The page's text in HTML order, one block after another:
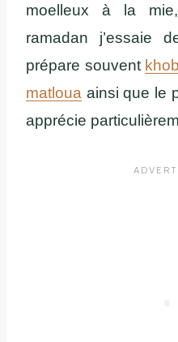
moelleux à la
ramadan j’essaie
prépare souvent
matloua ainsi que le
apprécie